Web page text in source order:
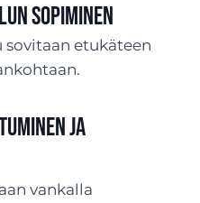
sopiminen
sovitaan etukäteen
ja
vankalla